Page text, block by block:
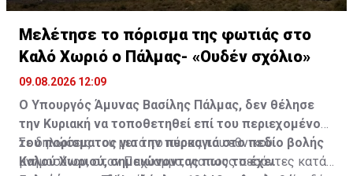
Μελέτησε το πόρισμα της φωτιάς στο
Καλό Χωριό ο Πάλμας- «Ουδέν σχόλιο»
09.08.2026 12:09
Ο Υπουργός Άμυνας Βασίλης Πάλμας, δεν θέλησε
την Κυριακή να τοποθετηθεί επί του περιεχομένου
του πορίσματος για την πυρκαγιά στο πεδίο βολής
Καλού Χωριού, σημειώνοντας πως το έχει
Σε δηλώσεις του μετά το πέρας του εθνικού
μνημοσύνου, στον Παχύαμμο, για τους πεσόντες κατά